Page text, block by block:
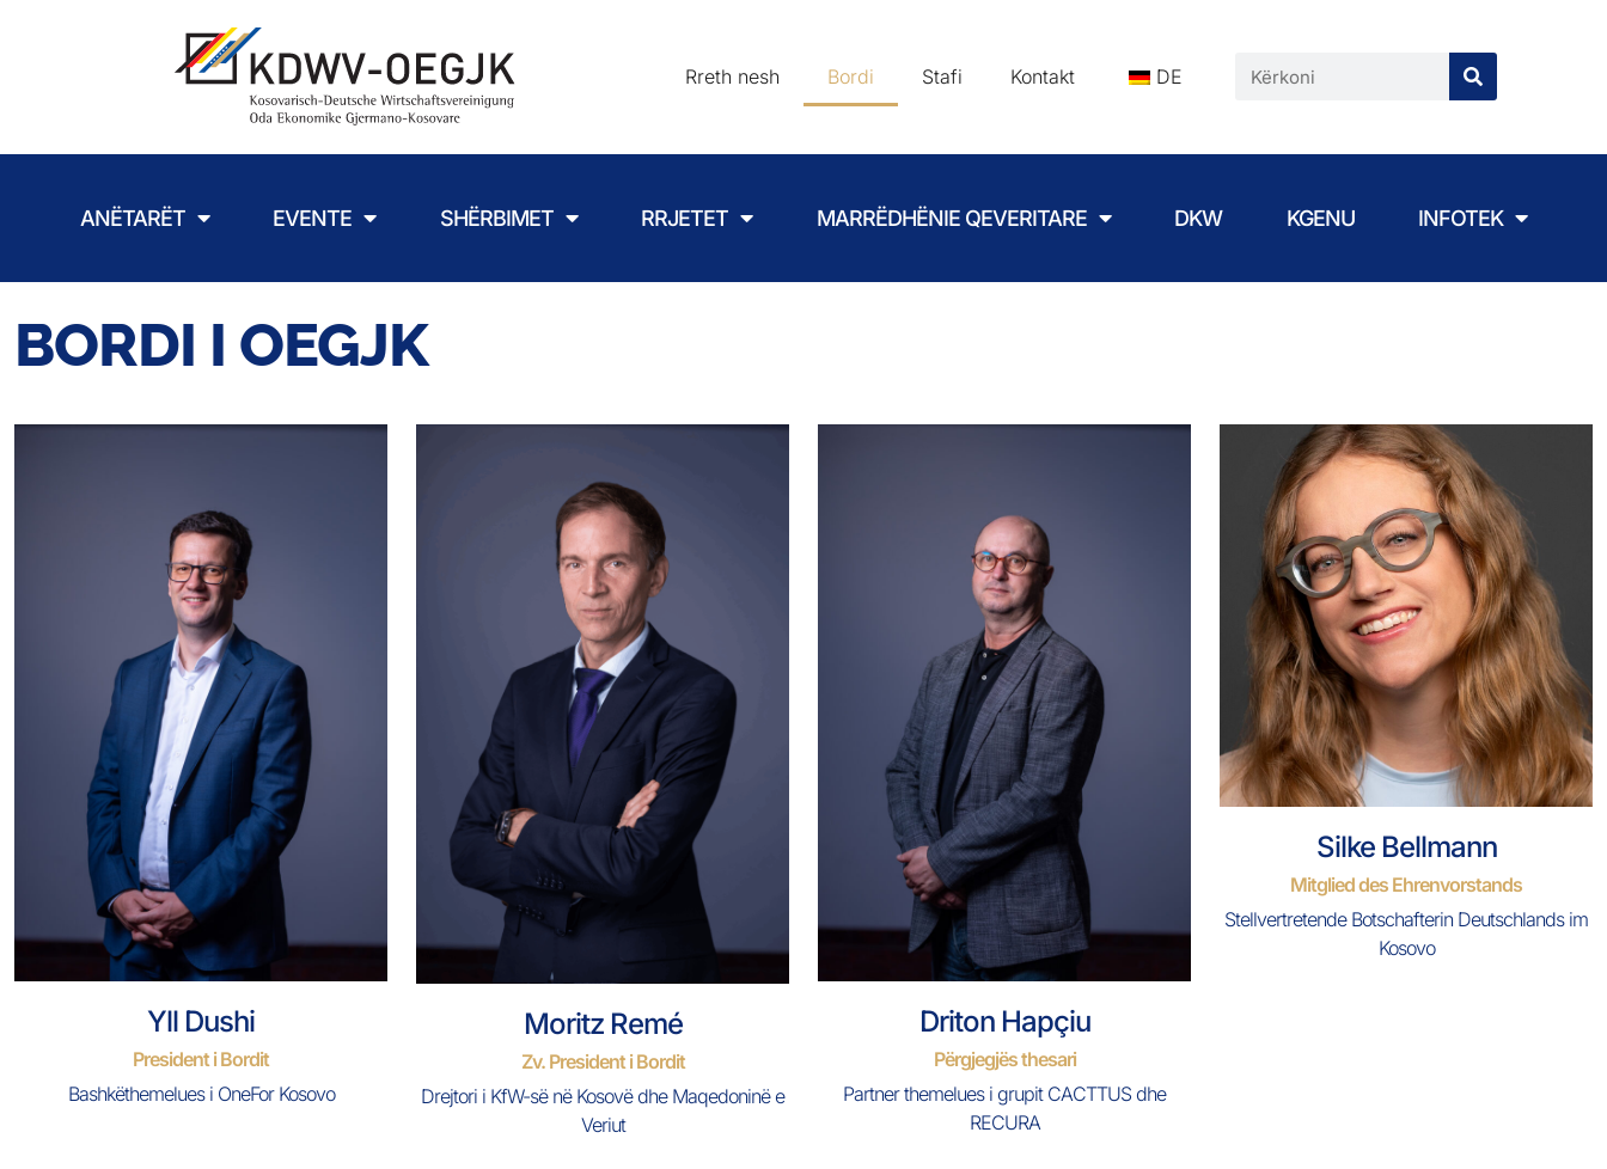
Rreth nesh Bordi Stafi Kontakt DE
ANËTARËT EVENTE SHËRBIMET RRJETET MARRËDHËNIE QEVERITARE DKW KGENU INFOTEK
BORDI I OEGJK
Yll Dushi
President i Bordit
Bashkëthemelues i OneFor Kosovo
Moritz Remé
Zv. President i Bordit
Drejtori i KfW-së në Kosovë dhe Maqedoninë e
Veriut
Driton Hapçiu
Përgjegjës thesari
Partner themelues i grupit CACTTUS dhe
RECURA
Silke Bellmann
Mitglied des Ehrenvorstands
Stellvertretende Botschafterin Deutschlands im
Kosovo